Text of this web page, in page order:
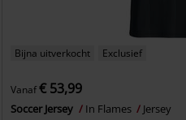
Bijna uitverkocht Exclusief
Vanaf€ 53,99
Soccer Jersey In Flames Jersey